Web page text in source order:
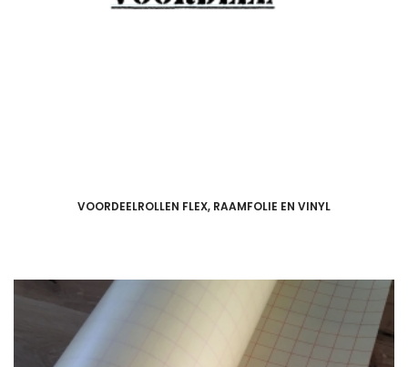
VOORDEELROLLEN FLEX, RAAMFOLIE EN VINYL